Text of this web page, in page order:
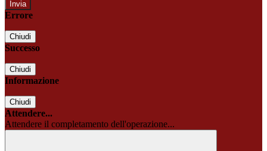
Errore
Chiudi
Successo
Chiudi
Informazione
Chiudi
Attendere...
Attendere il completamento dell'operazione...